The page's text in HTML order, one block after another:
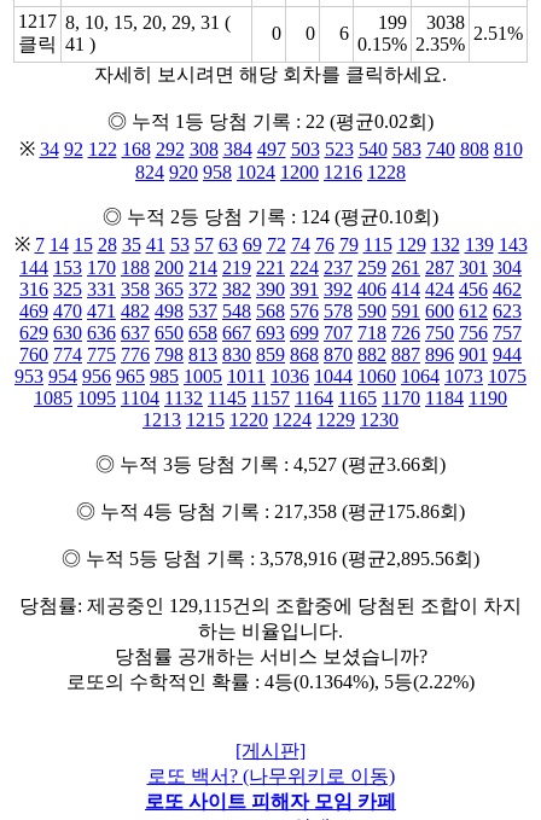
1217
클릭
8, 10, 15, 20, 29, 31 (
41 )
0 0 6
199
0.15%
3038
2.35%
2.51%
자세히 보시려면 해당 회차를 클릭하세요.
◎ 누적 1등 당첨 기록 : 22 (평균0.02회)
※ 34 92 122 168 292 308 384 497 503 523 540 583 740 808 810
824 920 958 1024 1200 1216 1228
◎ 누적 2등 당첨 기록 : 124 (평균0.10회)
※ 7 14 15 28 35 41 53 57 63 69 72 74 76 79 115 129 132 139 143
144 153 170 188 200 214 219 221 224 237 259 261 287 301 304
316 325 331 358 365 372 382 390 391 392 406 414 424 456 462
469 470 471 482 498 537 548 568 576 578 590 591 600 612 623
629 630 636 637 650 658 667 693 699 707 718 726 750 756 757
760 774 775 776 798 813 830 859 868 870 882 887 896 901 944
953 954 956 965 985 1005 1011 1036 1044 1060 1064 1073 1075
1085 1095 1104 1132 1145 1157 1164 1165 1170 1184 1190
1213 1215 1220 1224 1229 1230
◎ 누적 3등 당첨 기록 : 4,527 (평균3.66회)
◎ 누적 4등 당첨 기록 : 217,358 (평균175.86회)
◎ 누적 5등 당첨 기록 : 3,578,916 (평균2,895.56회)
당첨률: 제공중인 129,115건의 조합중에 당첨된 조합이 차지
하는 비율입니다.
당첨률 공개하는 서비스 보셨습니까?
로또의 수학적인 확률 : 4등(0.1364%), 5등(2.22%)
[게시판]
로또 백서? (나무위키로 이동)
로또 사이트 피해자 모임 카페